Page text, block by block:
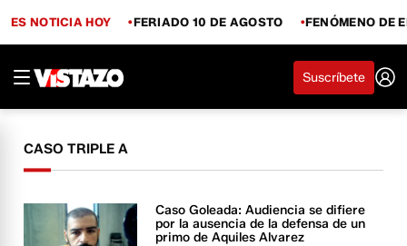
ES NOTICIA HOY FERIADO 10 DE AGOSTO FENÓMENO DE
Suscríbete
CASO TRIPLE A
Caso Goleada: Audiencia se difiere
por la ausencia de la defensa de un
primo de Aquiles Alvarez